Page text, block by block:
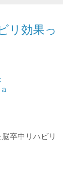
リ効果っ
a
卒中リハビリ